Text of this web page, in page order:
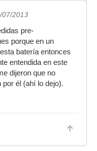
07/2013
pre-
porque en un
batería entonces
entendida en este
dijeron que no
por él (ahí lo dejo).